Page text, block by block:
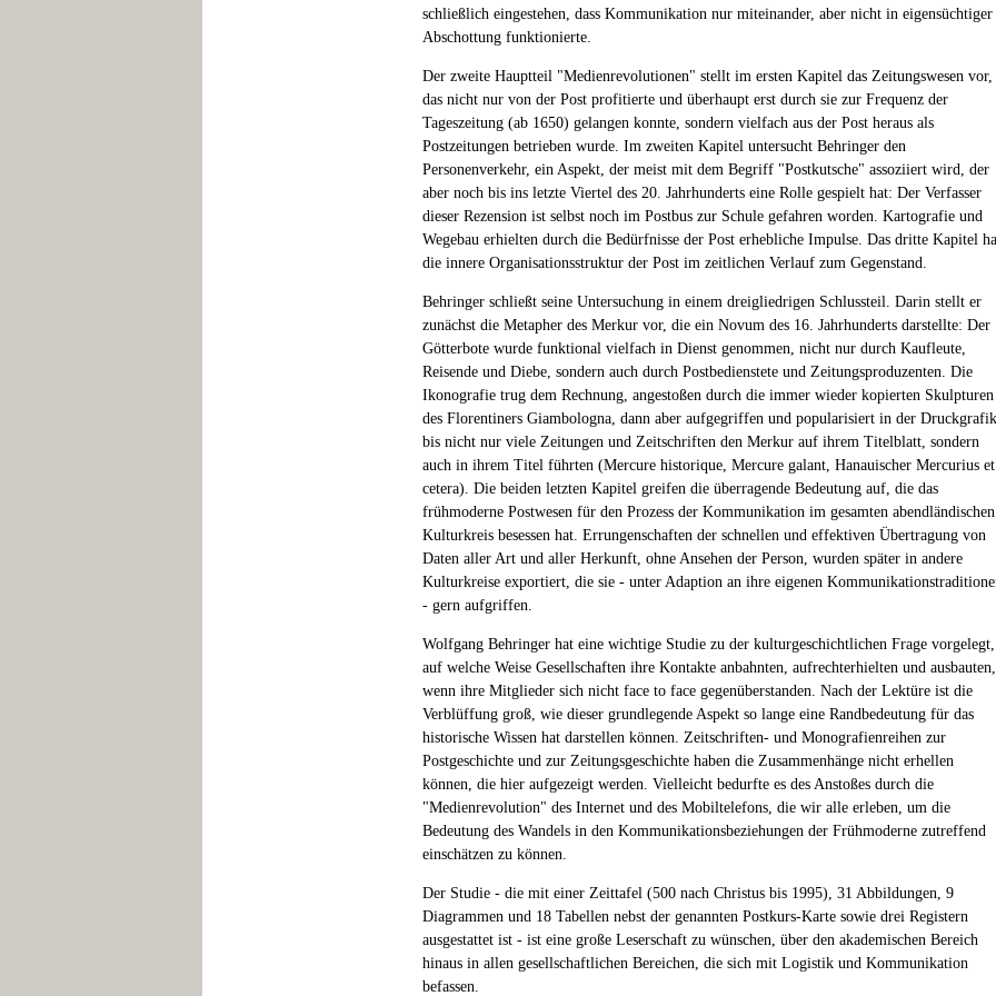
schließlich eingestehen, dass Kommunikation nur miteinander, aber nicht in eigensüchtiger
Abschottung funktionierte.
Der zweite Hauptteil "Medienrevolutionen" stellt im ersten Kapitel das Zeitungswesen vor,
das nicht nur von der Post profitierte und überhaupt erst durch sie zur Frequenz der
Tageszeitung (ab 1650) gelangen konnte, sondern vielfach aus der Post heraus als
Postzeitungen betrieben wurde. Im zweiten Kapitel untersucht Behringer den
Personenverkehr, ein Aspekt, der meist mit dem Begriff "Postkutsche" assoziiert wird, der
aber noch bis ins letzte Viertel des 20. Jahrhunderts eine Rolle gespielt hat: Der Verfasser
dieser Rezension ist selbst noch im Postbus zur Schule gefahren worden. Kartografie und
Wegebau erhielten durch die Bedürfnisse der Post erhebliche Impulse. Das dritte Kapitel
die innere Organisationsstruktur der Post im zeitlichen Verlauf zum Gegenstand.
Behringer schließt seine Untersuchung in einem dreigliedrigen Schlussteil. Darin stellt er
zunächst die Metapher des Merkur vor, die ein Novum des 16. Jahrhunderts darstellte: Der
Götterbote wurde funktional vielfach in Dienst genommen, nicht nur durch Kaufleute,
Reisende und Diebe, sondern auch durch Postbedienstete und Zeitungsproduzenten. Die
Ikonografie trug dem Rechnung, angestoßen durch die immer wieder kopierten Skulpturen
des Florentiners Giambologna, dann aber aufgegriffen und popularisiert in der
bis nicht nur viele Zeitungen und Zeitschriften den Merkur auf ihrem Titelblatt, sondern
auch in ihrem Titel führten (Mercure historique, Mercure galant, Hanauischer Mercurius et
cetera). Die beiden letzten Kapitel greifen die überragende Bedeutung auf, die das
frühmoderne Postwesen für den Prozess der Kommunikation im gesamten abendländischen
Kulturkreis besessen hat. Errungenschaften der schnellen und effektiven Übertragung von
Daten aller Art und aller Herkunft, ohne Ansehen der Person, wurden später in andere
Kulturkreise exportiert, die sie - unter Adaption an ihre eigenen
- gern aufgriffen.
Wolfgang Behringer hat eine wichtige Studie zu der kulturgeschichtlichen Frage vorgelegt,
auf welche Weise Gesellschaften ihre Kontakte anbahnten, aufrechterhielten und ausbauten,
wenn ihre Mitglieder sich nicht face to face gegenüberstanden. Nach der Lektüre ist die
Verblüffung groß, wie dieser grundlegende Aspekt so lange eine Randbedeutung für das
historische Wissen hat darstellen können. Zeitschriften- und Monografienreihen zur
Postgeschichte und zur Zeitungsgeschichte haben die Zusammenhänge nicht erhellen
können, die hier aufgezeigt werden. Vielleicht bedurfte es des Anstoßes durch die
"Medienrevolution" des Internet und des Mobiltelefons, die wir alle erleben, um die
Bedeutung des Wandels in den Kommunikationsbeziehungen der Frühmoderne zutreffend
einschätzen zu können.
Der Studie - die mit einer Zeittafel (500 nach Christus bis 1995), 31 Abbildungen, 9
Diagrammen und 18 Tabellen nebst der genannten Postkurs-Karte sowie drei Registern
ausgestattet ist - ist eine große Leserschaft zu wünschen, über den akademischen Bereich
hinaus in allen gesellschaftlichen Bereichen, die sich mit Logistik und Kommunikation
befassen.